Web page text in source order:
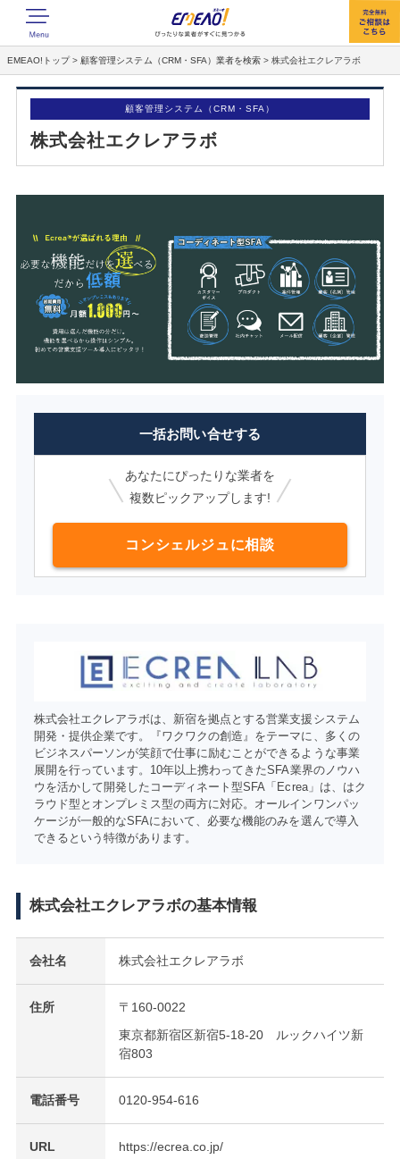
EMEAO!トップ > 顧客管理システム（CRM・SFA）業者を検索 > 株式会社エクレアラボ
顧客管理システム（CRM・SFA）
株式会社エクレアラボ
一括お問い合せする
あなたにぴったりな業者を
複数ピックアップします!
コンシェルジュに相談
株式会社エクレアラボは、新宿を拠点とする営業支援システム
開発・提供企業です。『ワクワクの創造』をテーマに、多くの
ビジネスパーソンが笑顔で仕事に励むことができるような事業
展開を行っています。10年以上携わってきたSFA業界のノウハ
ウを活かして開発したコーディネート型SFA「Ecrea」は、はク
ラウド型とオンプレミス型の両方に対応。オールインワンパッ
ケージが一般的なSFAにおいて、必要な機能のみを選んで導入
できるという特徴があります。
株式会社エクレアラボの基本情報
会社名 株式会社エクレアラボ
住所
〒160-0022
東京都新宿区新宿5-18-20 ルックハイツ新
宿803
電話番号 0120-954-616
URL https://ecrea.co.jp/